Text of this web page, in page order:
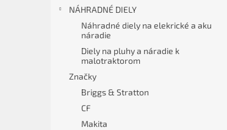
NÁHRADNÉ DIELY
Náhradné diely na elekrické a aku
náradie
Diely na pluhy a náradie k
malotraktorom
Značky
Briggs & Stratton
CF
Makita